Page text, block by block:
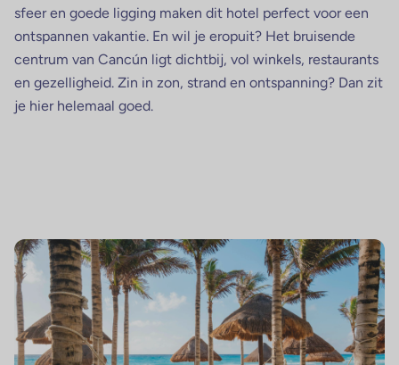
sfeer en goede ligging maken dit hotel perfect voor een
ontspannen vakantie. En wil je eropuit? Het bruisende
centrum van Cancún ligt dichtbij, vol winkels, restaurants
en gezelligheid. Zin in zon, strand en ontspanning? Dan zit
je hier helemaal goed.